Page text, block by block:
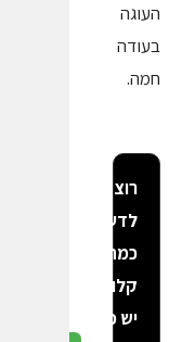
העוגה
בעודה
חמה.
רוצה
לדעת
כמה
קלוריות
יש פה?